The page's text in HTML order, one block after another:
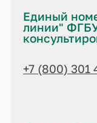
Единый
линии"
+7 (800) 301